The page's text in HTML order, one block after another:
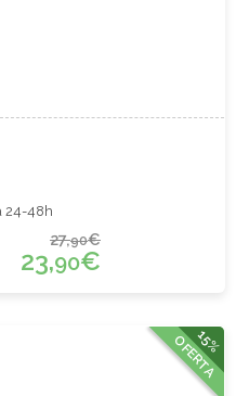
24-48h
27,90€
23,90€
15%
OFERTA